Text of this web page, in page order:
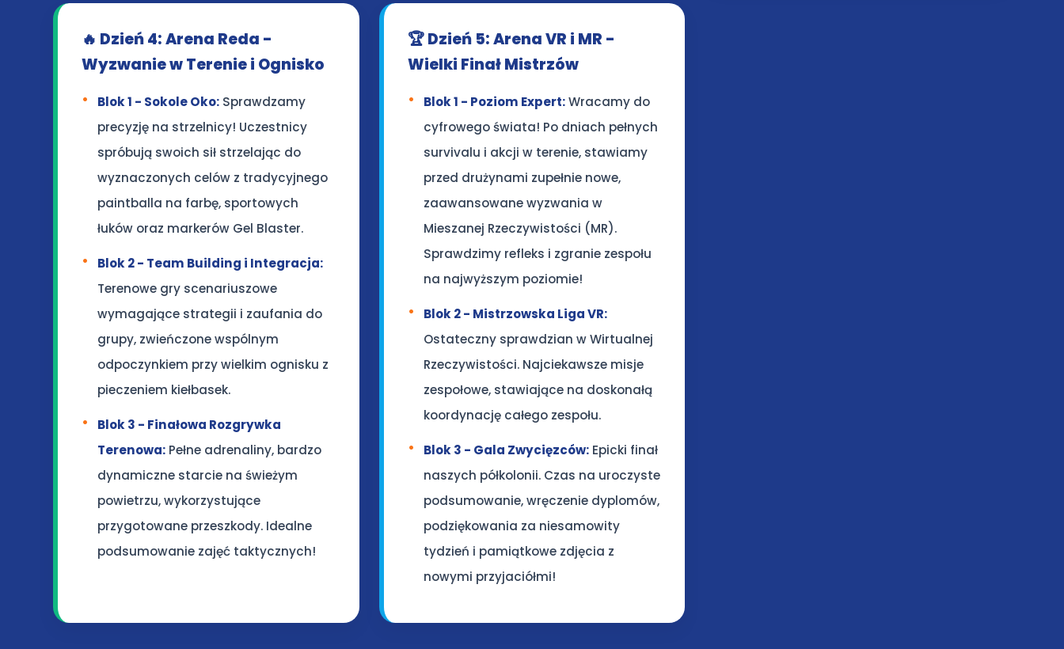
🔥 Dzień 4: Arena Reda -
Wyzwanie w Terenie i Ognisko
Blok 1 - Sokole Oko: Sprawdzamy
precyzję na strzelnicy! Uczestnicy
spróbują swoich sił strzelając do
wyznaczonych celów z tradycyjnego
paintballa na farbę, sportowych
łuków oraz markerów Gel Blaster.
Blok 2 - Team Building i Integracja:
Terenowe gry scenariuszowe
wymagające strategii i zaufania do
grupy, zwieńczone wspólnym
odpoczynkiem przy wielkim ognisku z
pieczeniem kiełbasek.
Blok 3 - Finałowa Rozgrywka
Terenowa: Pełne adrenaliny, bardzo
dynamiczne starcie na świeżym
powietrzu, wykorzystujące
przygotowane przeszkody. Idealne
podsumowanie zajęć taktycznych!
🏆 Dzień 5: Arena VR i MR -
Wielki Finał Mistrzów
Blok 1 - Poziom Expert:Wracamy do
cyfrowego świata! Po dniach pełnych
survivalu i akcji w terenie, stawiamy
przed drużynami zupełnie nowe,
zaawansowane wyzwania w
Mieszanej Rzeczywistości (MR).
Sprawdzimy refleks i zgranie zespołu
na najwyższym poziomie!
Blok 2 - Mistrzowska Liga VR:
Ostateczny sprawdzian w Wirtualnej
Rzeczywistości. Najciekawsze misje
zespołowe, stawiające na doskonałą
koordynację całego zespołu.
Blok 3 - Gala Zwycięzców:Epicki finał
naszych półkolonii. Czas na uroczyste
podsumowanie, wręczenie dyplomów,
podziękowania za niesamowity
tydzień i pamiątkowe zdjęcia z
nowymi przyjaciółmi!